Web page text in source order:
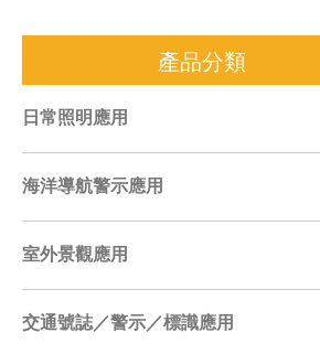
產品分類
日常照明應用
海洋導航警示應用
室外景觀應用
交通號誌／警示／標識應用